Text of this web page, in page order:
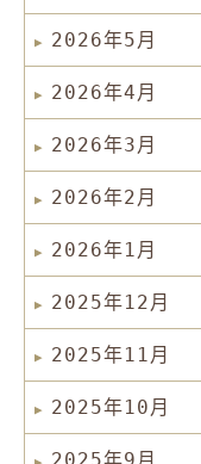
2026年5月
2026年4月
2026年3月
2026年2月
2026年1月
2025年12月
2025年11月
2025年10月
2025年9月